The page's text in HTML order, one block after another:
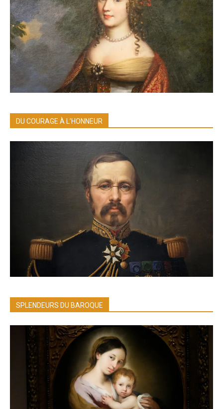
DU COURAGE À L’HONNEUR
SPLENDEURS DU BAROQUE